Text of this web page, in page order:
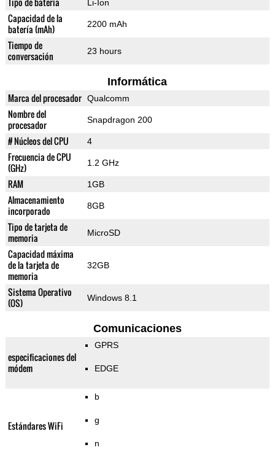
Li-Ion
Capacidad de la
batería (mAh)
2200 mAh
Tiempo de
conversación
23 hours
Informática
Marca del procesador Qualcomm
Nombre del
procesador
Snapdragon 200
# Núcleos del CPU 4
Frecuencia de CPU
(GHz)
1.2 GHz
RAM 1GB
Almacenamiento
incorporado
8GB
Tipo de tarjeta de
memoria
MicroSD
Capacidad máxima
de la tarjeta de
memoria
32GB
Sistema Operativo
(OS)
Windows 8.1
Comunicaciones
especificaciones del
módem
GPRS
EDGE
Estándares WiFi
b
g
n